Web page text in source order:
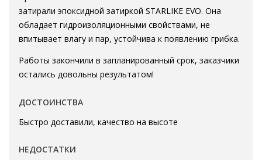
затирали эпоксидной затиркой STARLIKE EVO. Она
обладает гидроизоляционными свойствами, не
впитывает влагу и пар, устойчива к появлению грибка.
Работы закончили в запланированный срок, заказчики
остались довольны результатом!
ДОСТОИНСТВА
Быстро доставили, качество на высоте
НЕДОСТАТКИ